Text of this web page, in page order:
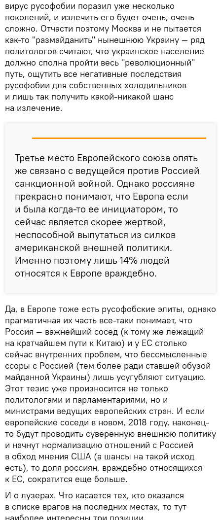
вирус русофобии поразил уже несколько
поколений, и излечить его будет очень, очень
сложно. Отчасти поэтому Москва и не пытается
как-то "размайданить" нынешнюю Украину — ряд
политологов считают, что украинское население
должно сполна пройти весь "революционный"
путь, ощутить все негативные последствия
русофобии для собственных холодильников
и лишь так получить какой-никакой шанс
на излечение.
Третье место Европейского союза опять
же связано с ведущейся против Россией
санкционной войной. Однако россияне
прекрасно понимают, что Европа если
и была когда-то ее инициатором, то
сейчас является скорее жертвой,
неспособной выпутаться из силков
американской внешней политики.
Именно поэтому лишь 14% людей
относятся к Европе враждебно.
Да, в Европе тоже есть русофобские элиты, однако
прагматичная их часть все-таки понимает, что
Россия — важнейший сосед (к тому же лежащий
на кратчайшем пути к Китаю) и у ЕС столько
сейчас внутренних проблем, что бессмысленные
ссоры с Россией (тем более ради ставшей обузой
майданной Украины) лишь усугубляют ситуацию.
Этот тезис уже произносится не только
политологами и парламентариями, но и
министрами ведущих европейских стран. И если
европейские соседи в новом, 2018 году, наконец-
то будут проводить суверенную внешнюю политику
и начнут нормализацию отношений с Россией
в обход мнения США (а шансы на такой исход
есть), то доля россиян, враждебно относящихся
к ЕС, сократится еще больше.
И о лузерах. Что касается тех, кто оказался
в списке врагов на последних местах, то тут
наиболее интересны три позиции.